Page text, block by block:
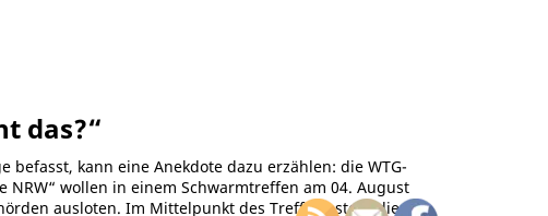
das?“
kann eine Anekdote dazu erzählen: die WTG-
wollen in einem Schwarmtreffen am 04. August
ausloten. Im Mittelpunkt des Treffens steht die